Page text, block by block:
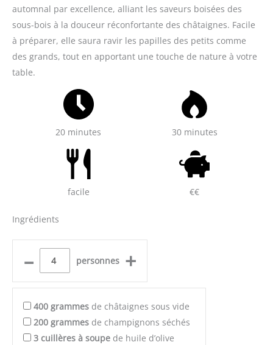
automnal par excellence, alliant les saveurs boisées des
sous-bois à la douceur réconfortante des châtaignes. Facile
à préparer, elle saura ravir les papilles des petits comme
des grands, tout en apportant une touche de nature à votre
table.
20 minutes 30 minutes
facile €€
Ingrédients
– personnes +
400 grammes de châtaignes sous vide
200 grammes de champignons séchés
3 cuillères à soupe de huile d’olive